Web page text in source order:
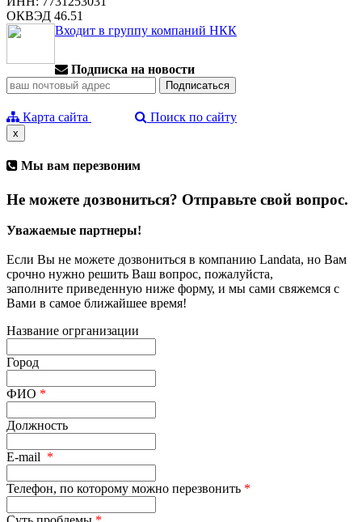
ОКВЭД 46.51
Входит в группу компаний НКК
Подписка на новости
Карта сайта Поиск по сайту
x
Мы вам перезвоним
Не можете дозвониться? Отправьте свой вопрос.
Уважаемые партнеры!
Если Вы не можете дозвониться в компанию Landata, но Вам
срочно нужно решить Ваш вопрос, пожалуйста,
заполните приведенную ниже форму, и мы сами свяжемся с
Вами в самое ближайшее время!
Название огрганизации
Город
ФИО *
Должность
E-mail *
Телефон, по которому можно перезвонить *